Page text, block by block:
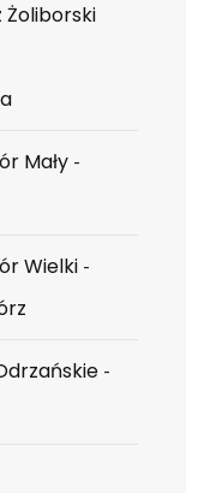
Mały -
Wielki -
-